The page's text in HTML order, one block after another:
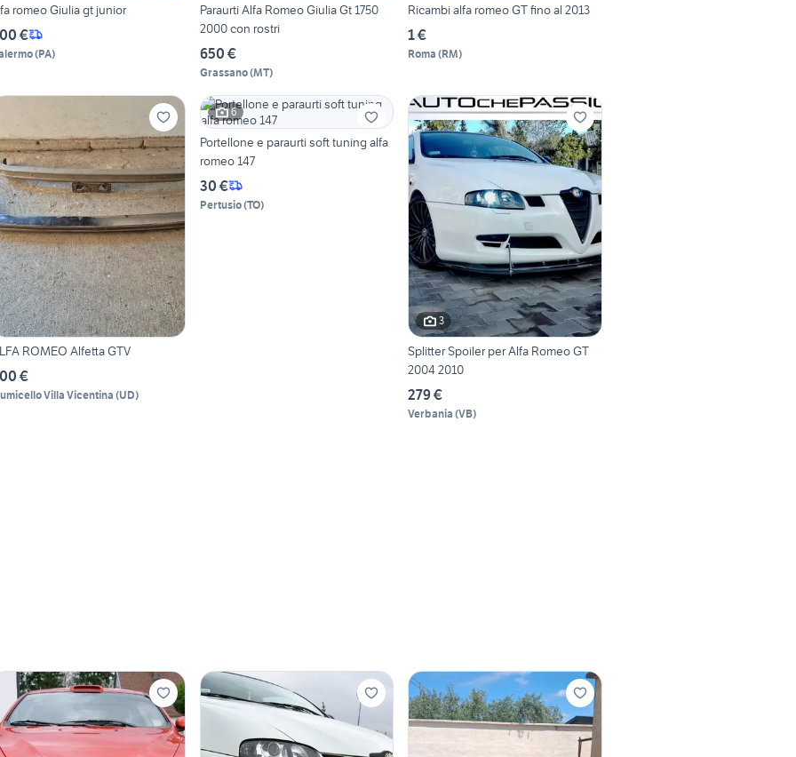
romeo Giulia gt junior
€
(PA)
Paraurti Alfa Romeo Giulia Gt 1750
2000 con rostri
650 €
Grassano(MT)
Ricambi alfa romeo GT fino al 2013
1 €
Roma (RM)
ROMEO Alfetta GTV
€
Villa Vicentina (UD)
6
Portellone e paraurti soft tuning alfa
romeo 147
30 €
Pertusio(TO)
3
Splitter Spoiler per Alfa Romeo GT
2004 2010
279 €
Verbania (VB)